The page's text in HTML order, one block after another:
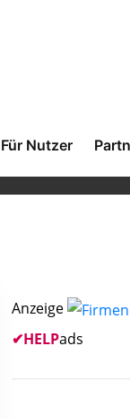
Für Nutzer
Anzeige
✔HELPads